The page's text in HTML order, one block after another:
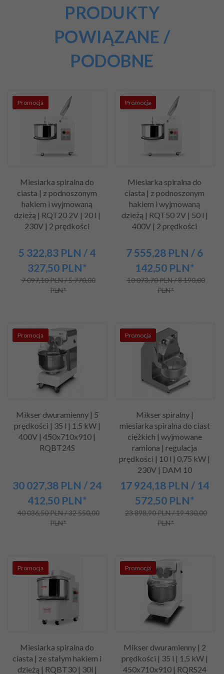
PRODUKTY
POWIĄZANE /
PODOBNE
Promocja
Miesiarka spiralna do
ciasta | z podnoszonym
hakiem i wyjmowaną
dzieżą | RQT20 2V | 20 l |
230V | 2 prędkości
5 322,83 PLN / 4
327,50 PLN*
7 097,10 PLN / 5 770,00
PLN*
Promocja
Miesiarka spiralna do
ciasta | z podnoszonym
hakiem i wyjmowaną
dzieżą | RQT50 2V | 50 l |
400V | 2 prędkości
7 555,28 PLN / 6
142,50 PLN*
10 073,70 PLN / 8 190,00
PLN*
Promocja
Mikser dwuramienny | 5
prędkości | 35 l | 1,5 kW |
400V | 450x710x910 |
RQBT24S
30 027,38 PLN / 24
412,50 PLN*
40 036,50 PLN / 32 550,00
PLN*
Promocja
Mikser spiralny |
miesiarka spiralna do ciast
ciężkich | wyjmowane
ramiona | regulacja
prędkości | 10 l | 0,75 kW |
230V | DAM 10
17 924,18 PLN / 14
572,50 PLN*
23 898,90 PLN / 19 430,00
PLN*
Promocja
Miesiarka spiralna do
ciasta | ze stałym hakiem i
dzieżą | RQBT30 | 30l |
Promocja
Mikser dwuramienny | 2
prędkości | 35 l | 1,5 kW |
450x710x910 | RQRS24